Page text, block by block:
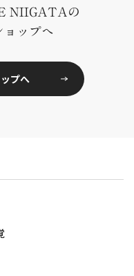
NIIGATAの
ョップへ
プへ